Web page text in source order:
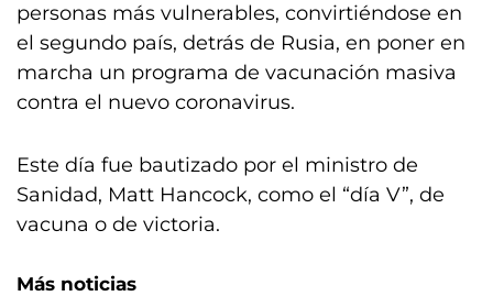
personas más vulnerables, convirtiéndose en
el segundo país, detrás de Rusia, en poner en
marcha un programa de vacunación masiva
contra el nuevo coronavirus.
Este día fue bautizado por el ministro de
Sanidad, Matt Hancock, como el “día V”, de
vacuna o de victoria.
Más noticias